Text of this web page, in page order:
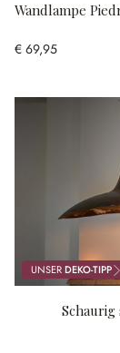
Wandlampe
€ 69,95
UNSERDEKO-TIPP